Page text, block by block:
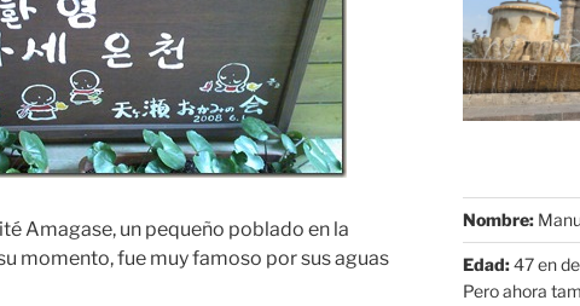
Amagase, un pequeño poblado en la
momento, fue muy famoso por sus aguas
Nombre:
Edad:47 en
Pero ahora